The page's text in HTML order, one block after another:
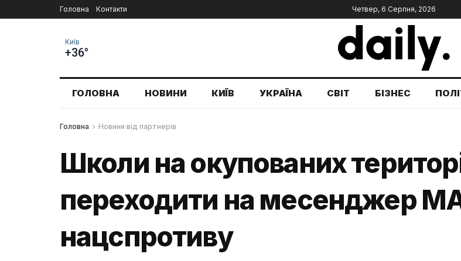
Головна Контакти Четвер, 6 Серпня, 2026
Київ
+36°
ГОЛОВНА НОВИНИ КИЇВ УКРАЇНА СВІТ БІЗНЕС
Головна Новини від партнерів
Школи на окупованих
переходити на месенджер
нацспротиву